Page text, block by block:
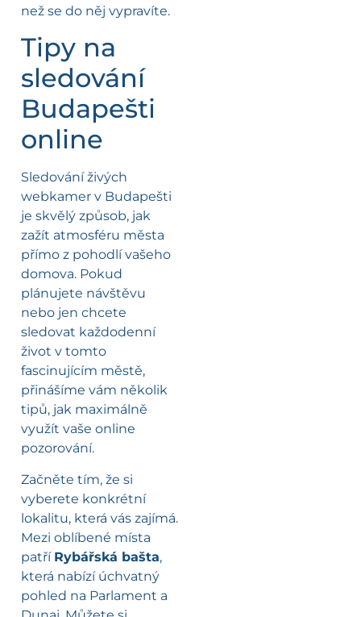
než se do něj vypravíte.
Tipy na
sledování
Budapešti
online
Sledování živých
webkamer v Budapešti
je skvělý způsob, jak
zažít atmosféru města
přímo z pohodlí vašeho
domova. Pokud
plánujete návštěvu
nebo jen chcete
sledovat každodenní
život v tomto
fascinujícím městě,
přinášíme vám několik
tipů, jak maximálně
využít vaše online
pozorování.
Začněte tím, že si
vyberete konkrétní
lokalitu, která vás zajímá.
Mezi oblíbené místa
patří Rybářská bašta,
která nabízí úchvatný
pohled na Parlament a